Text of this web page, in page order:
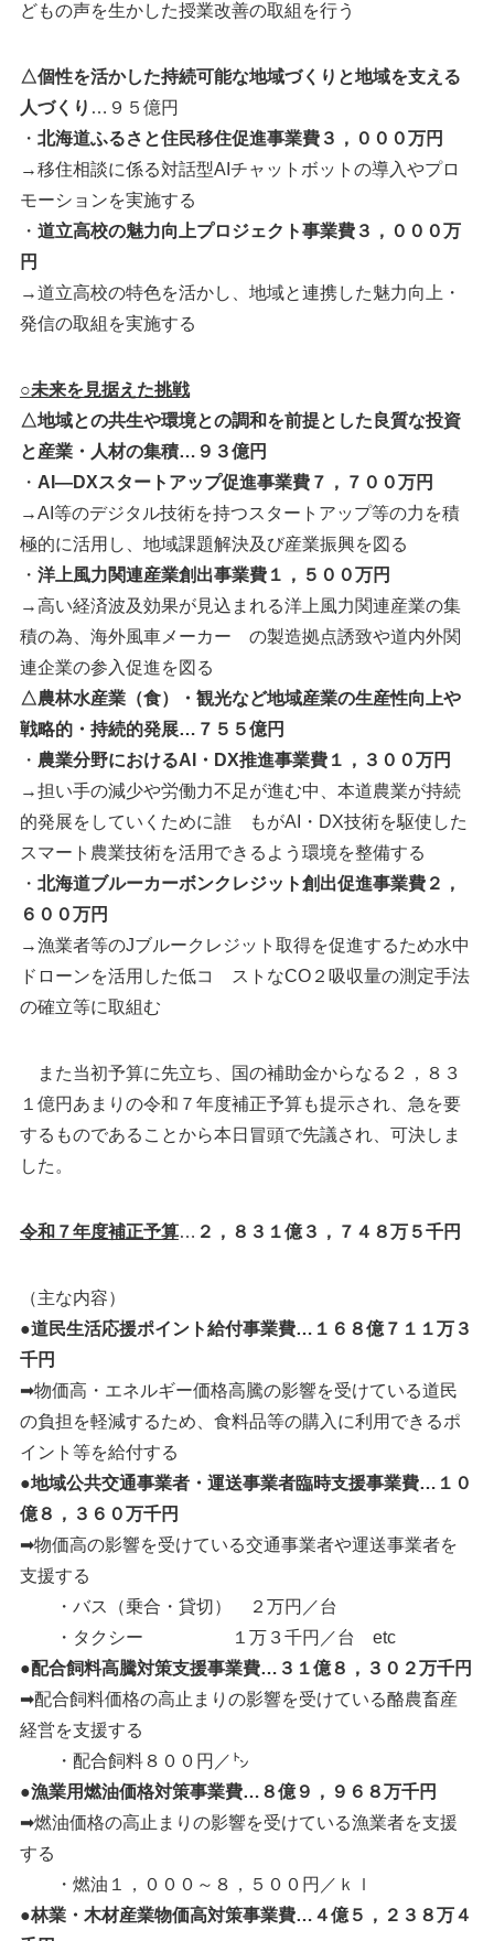
どもの声を生かした授業改善の取組を行う
△個性を活かした持続可能な地域づくりと地域を支える
人づくり …９５億円
・ 北海道ふるさと住民移住促進事業費３，０００万円
→移住相談に係る対話型AIチャットボットの導入やプロ
モーションを実施する
・ 道立高校の魅力向上プロジェクト事業費３，０００万
円
→道立高校の特色を活かし、地域と連携した魅力向上・
発信の取組を実施する
○未来を見据えた挑戦
△地域との共生や環境との調和を前提とした良質な投資
と産業・人材の集積…９３億円
・ AI―DXスタートアップ促進事業費７，７００万円
→AI等のデジタル技術を持つスタートアップ等の力を積
極的に活用し、地域課題解決及び産業振興を図る
・ 洋上風力関連産業創出事業費１，５００万円
→高い経済波及効果が見込まれる洋上風力関連産業の集
積の為、海外風車メーカー の製造拠点誘致や道内外関
連企業の参入促進を図る
△農林水産業（食）・観光など地域産業の生産性向上や
戦略的・持続的発展…７５５億円
・ 農業分野におけるAI・DX推進事業費１，３００万円
→担い手の減少や労働力不足が進む中、本道農業が持続
的発展をしていくために誰 もがAI・DX技術を駆使した
スマート農業技術を活用できるよう環境を整備する
・ 北海道ブルーカーボンクレジット創出促進事業費２，
６００万円
→漁業者等のJブルークレジット取得を促進するため水中
ドローンを活用した低コ ストなCO２吸収量の測定手法
の確立等に取組む
また当初予算に先立ち、国の補助金からなる２，８３
１億円あまりの令和７年度補正予算も提示され、急を要
するものであることから本日冒頭で先議され、可決しま
した。
令和７年度補正予算… ２，８３１億３，７４８万５千円
（主な内容）
●道民生活応援ポイント給付事業費…１６８億７１１万３
千円
➡物価高・エネルギー価格高騰の影響を受けている道民
の負担を軽減するため、食料品等の購入に利用できるポ
イント等を給付する
●地域公共交通事業者・運送事業者臨時支援事業費…１０
億８，３６０万千円
➡物価高の影響を受けている交通事業者や運送事業者を
支援する
・バス（乗合・貸切） ２万円／台
・タクシー １万３千円／台 etc
●配合飼料高騰対策支援事業費…３１億８，３０２万千円
➡配合飼料価格の高止まりの影響を受けている酪農畜産
経営を支援する
・配合飼料８００円／㌧
●漁業用燃油価格対策事業費…８億９，９６８万千円
➡燃油価格の高止まりの影響を受けている漁業者を支援
する
・燃油１，０００～８，５００円／ｋｌ
●林業・木材産業物価高対策事業費…４億５，２３８万４